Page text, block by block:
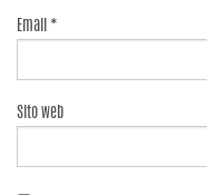
Email *
Sito web